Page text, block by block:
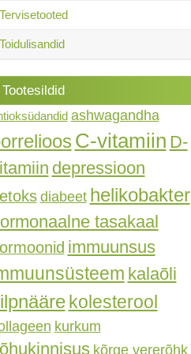
Tervisetooted
Toidulisandid
Tootesildid
ashwagandha
C-vitamiin D-
depressioon
diabeet helikobakter
tasakaal
immuunsus
kalaõli
kolesterool
kurkum
kõrge vererõhk